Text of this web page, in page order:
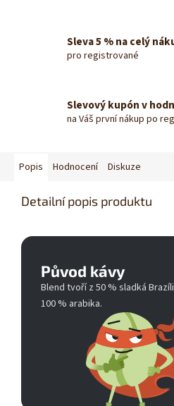
Sleva 5 % na celý
pro registrované
Slevový kupón v
na Váš první nákup po
Popis Hodnocení Diskuze
Detailní popis produktu
Původ kávy
Blend tvoří z 50 % sladká
100 % arabika.